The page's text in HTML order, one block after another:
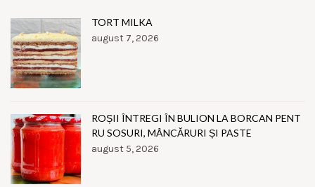
TORT MILKA
august 7, 2026
ROȘII ÎNTREGI ÎN BULION LA BORCAN PENT
RU SOSURI, MÂNCĂRURI ȘI PASTE
august 5, 2026